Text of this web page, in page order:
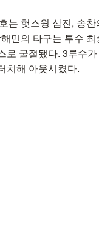
는 헛스윙 삼진, 송
민의 타구는 투수
로 굴절됐다. 3루수
치해 아웃시켰다.